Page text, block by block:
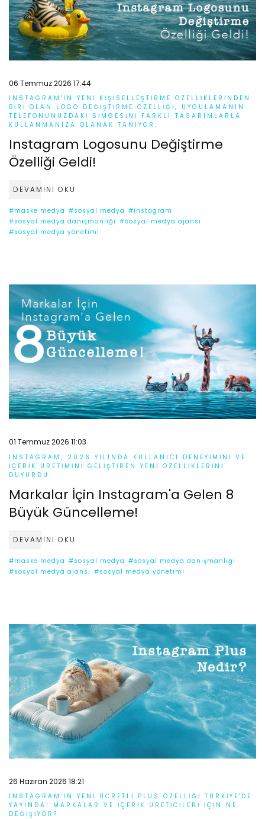
06 Temmuz 2026 17:44
INSTAGRAM'IN YENI KIŞISELLEŞTIRME ÖZELLIKLERINDEN
BIRI OLAN LOGO DEĞIŞTIRME ÖZELLIĞI, UYGULAMANIN
TELEFONUNUZDAKI SIMGESINI FARKLI TASARIMLARLA
KULLANMANIZA OLANAK TANIYOR.
Instagram Logosunu Değiştirme
Özelliği Geldi!
DEVAMINI OKU
#maske medya #sosyal medya #instagram
#sosyal medya danışmanlığı #sosyal medya ajansı
#sosyal medya yönetimi
01 Temmuz 2026 11:03
INSTAGRAM, 2026 YILINDA KULLANICI DENEYIMINI VE
IÇERIK ÜRETIMINI GELIŞTIREN YENI ÖZELLIKLERINI
DUYURDU.
Markalar İçin Instagram'a Gelen 8
Büyük Güncelleme!
DEVAMINI OKU
#maske medya #sosyal medya #sosyal medya danışmanlığı
#sosyal medya ajansı #sosyal medya yönetimi
26 Haziran 2026 18:21
INSTAGRAM'IN YENI ÜCRETLI PLUS ÖZELLIĞI TÜRKIYE'DE
YAYINDA! MARKALAR VE İÇERIK ÜRETICILERI İÇIN NE
DEĞIŞIYOR?